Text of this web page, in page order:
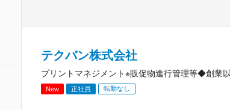
テクバン株式会社
プリントマネジメント※販促物進行管理等◆創業
New 正社員 転勤なし